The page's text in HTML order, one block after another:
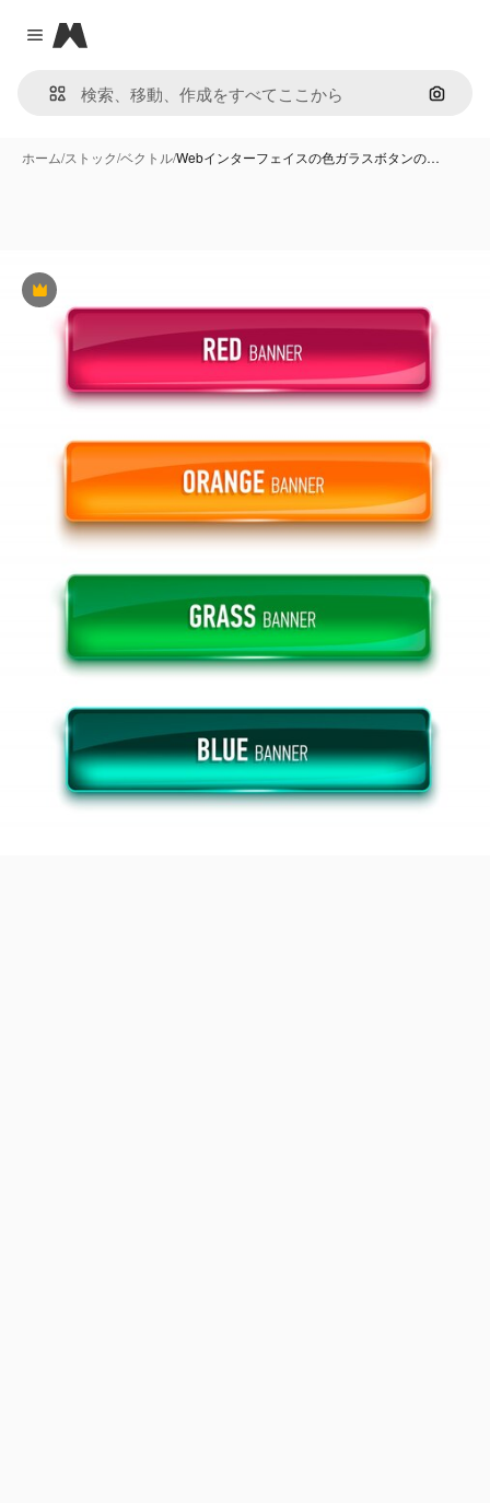
Close menu
Magnific
画像で
ホーム/ストック/ベクトル/Webインターフェイスの色ガラスボタンの…
Premium